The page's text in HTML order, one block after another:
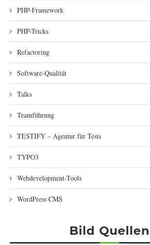
PHP-Framework
PHP-Tricks
Refactoring
Software-Qualität
Talks
Teamführung
TESTIFY – Agentur für Tests
TYPO3
Webdevelopment-Tools
WordPress CMS
Bild Quellen